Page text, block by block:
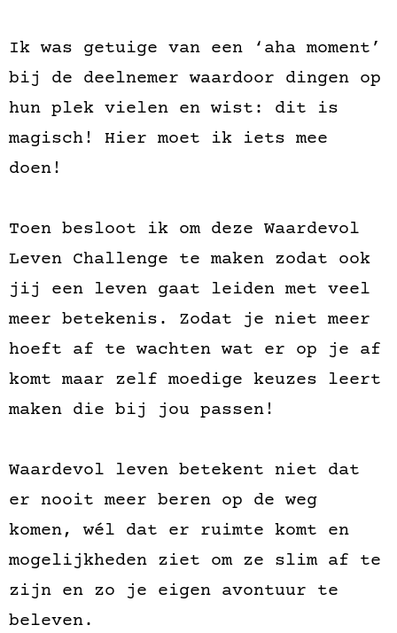
Ik was getuige van een ‘aha moment’
bij de deelnemer waardoor dingen op
hun plek vielen en wist: dit is
magisch! Hier moet ik iets mee
doen!
Toen besloot ik om deze Waardevol
Leven Challenge te maken zodat ook
jij een leven gaat leiden met veel
meer betekenis. Zodat je niet meer
hoeft af te wachten wat er op je af
komt maar zelf moedige keuzes leert
maken die bij jou passen!
Waardevol leven betekent niet dat
er nooit meer beren op de weg
komen, wél dat er ruimte komt en
mogelijkheden ziet om ze slim af te
zijn en zo je eigen avontuur te
beleven.